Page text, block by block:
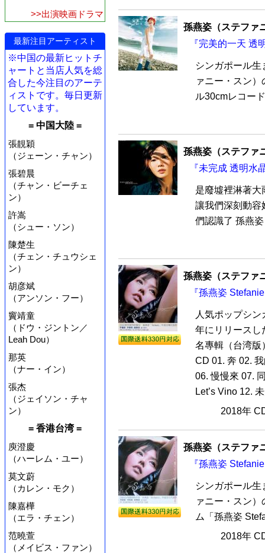
>>出演映画ドラマ
最新注目アーティスト
※中国の最新ヒットチ
ャートと当店人気を総
合した今注目のアーテ
ィストです。毎日更新
しています。
= 中国大陸 =
張靚穎
（ジェーン・チャン）
張碧晨
（チャン・ビーチェ
ン）
許嵩
（シュー・ソン）
陳楚生
（チェン・チュウシェ
ン）
胡彦斌
（アンソン・フー）
竇靖童
（ドウ・ジントン／
Leah Dou）
那英
（ナー・イン）
張杰
（ジェイソン・チャ
ン）
= 香港台湾 =
庾澄慶
（ハーレム・ユー）
莫文蔚
（カレン・モク）
陳嘉樺
（エラ・チェン）
范曉萱
（メイビス・ファン）
孫燕姿（ステファ
『完美的一天 透
シンガポール
ァニー・スン
ル30cmレコー
孫燕姿（ステファ
『未完成 透明水
是廢墟裡淋著大
讓我們深刻動容
們認識了 孫燕
孫燕姿（ステファ
『孫燕姿
人気ポップシ
年にリリースし
名專輯（台湾版
CD 01. 奔 02.
06. 慢慢來 07.
Let’s Vino 12.
2018年
孫燕姿（ステファ
『孫燕姿
シンガポール
ァニー・スン
ム「孫燕姿
2018年